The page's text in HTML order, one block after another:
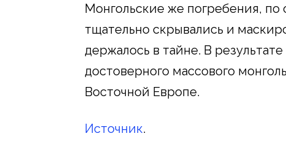
Монгольские же погребения, по
тщательно скрывались и
держалось в тайне. В
достоверного массового
Восточной Европе.
Источник.